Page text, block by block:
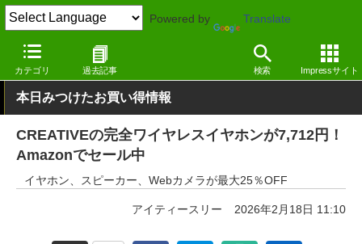
Powered by Translate
カテゴリ 過去記事 検索 Impressサイト
窓の杜 セール
本日みつけたお買い得情報
CREATIVEの完全ワイヤレスイヤホンが7,712円！
Amazonでセール中
イヤホン、スピーカー、Webカメラが最大25％OFF
アイティースリー 2026年2月18日 11:10